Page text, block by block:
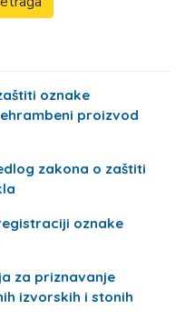
oznake
proizvod
zakona o zaštiti
oznake
za priznavanje
izvorskih i stonih